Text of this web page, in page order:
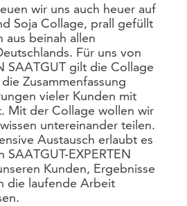
wir uns auch heuer auf
Soja Collage, prall gefüllt
aus beinah allen
Für uns von
SAATGUT gilt die Collage
Zusammenfassung
vieler Kunden mit
Mit der Collage wollen wir
untereinander teilen.
Austausch erlaubt es
SAATGUT-EXPERTEN
Kunden, Ergebnisse
die laufende Arbeit